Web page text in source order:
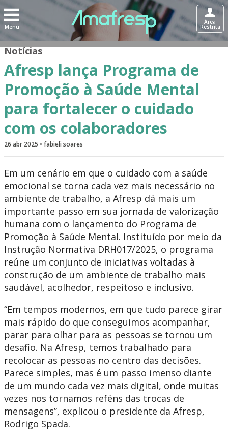
Menu
Área
Restrita
Notícias
Afresp lança Programa de
Promoção à Saúde Mental
para fortalecer o cuidado
com os colaboradores
26 abr 2025 • fabieli soares
Em um cenário em que o cuidado com a saúde
emocional se torna cada vez mais necessário no
ambiente de trabalho, a Afresp dá mais um
importante passo em sua jornada de valorização
humana com o lançamento do Programa de
Promoção à Saúde Mental. Instituído por meio da
Instrução Normativa DRH017/2025, o programa
reúne um conjunto de iniciativas voltadas à
construção de um ambiente de trabalho mais
saudável, acolhedor, respeitoso e inclusivo.
“Em tempos modernos, em que tudo parece girar
mais rápido do que conseguimos acompanhar,
parar para olhar para as pessoas se tornou um
desafio. Na Afresp, temos trabalhado para
recolocar as pessoas no centro das decisões.
Parece simples, mas é um passo imenso diante
de um mundo cada vez mais digital, onde muitas
vezes nos tornamos reféns das trocas de
mensagens”, explicou o presidente da Afresp,
Rodrigo Spada.